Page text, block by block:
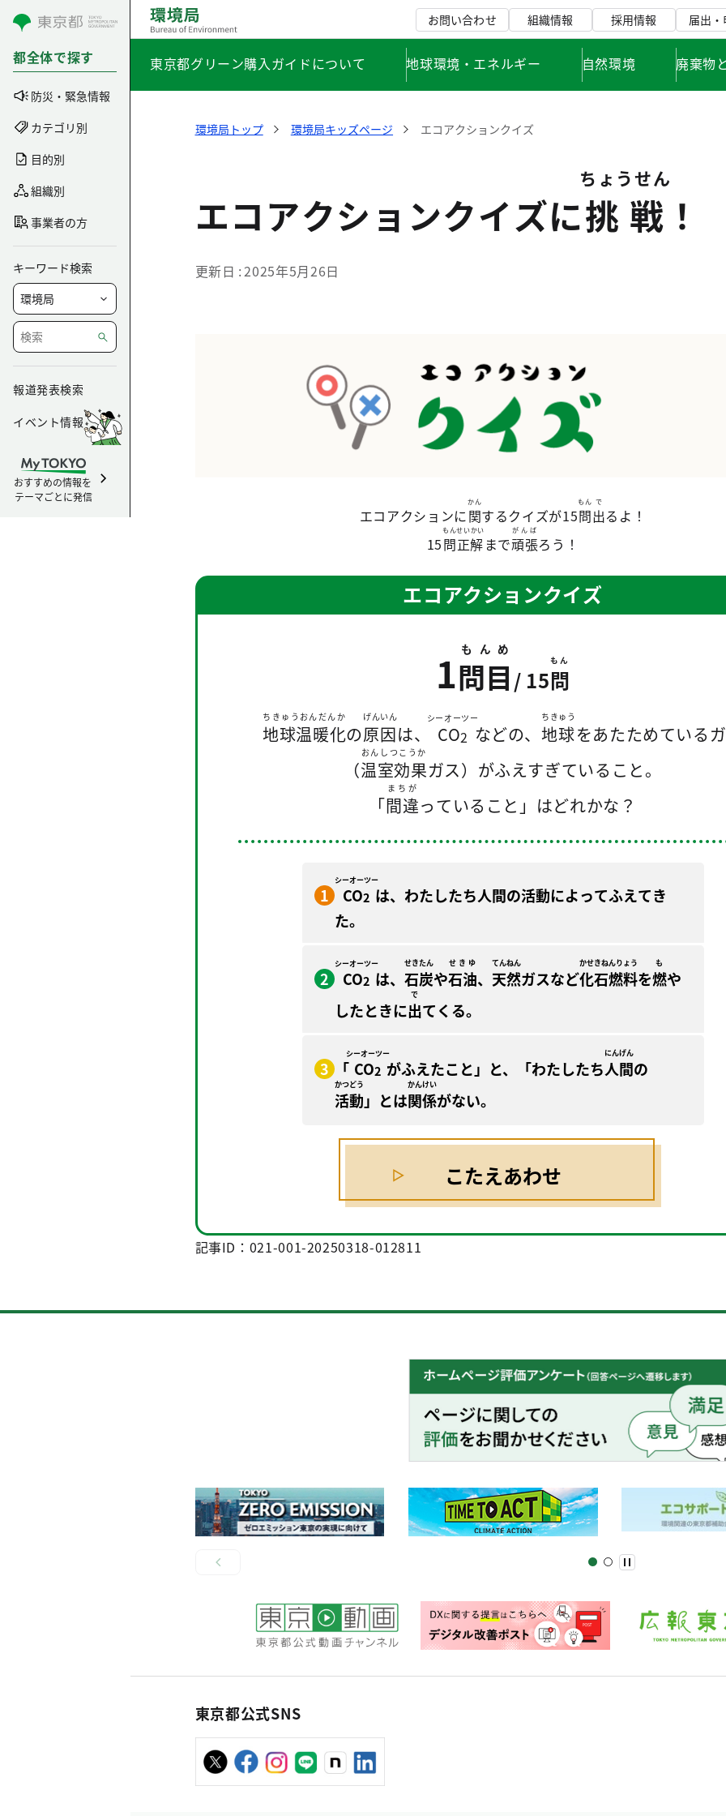
コンテンツにスキップ
都全体で探す
防災・緊急情報
カテゴリ別
目的別
組織別
事業者の方
キーワード検索
報道発表検索
イベント情報
おすすめの情報を
テーマごとに発信
お問い合わせ 組織情報 採用情報 届出
東京都グリーン購入ガイドについて 地球環境・エネルギー 自然環境 廃棄物
環境局トップ 環境局キッズページ エコアクションクイズ
エコアクションクイズに挑戦
ちょうせん
！
更新日 2025年5月26日
エコアクションに関
かん
するクイズが15問
もん
出
で
るよ！
15問
もん
正解
せいかい
まで頑張
がんば
ろう！
エコアクションクイズ
1問目
もんめ
/ 15問
もん
地球温暖化
ちきゅうおんだんか
の原因
げんいん
は、 CO2
シーオーツー
などの、地球
ちきゅう
をあたためている
（温室効果
おんしつこうか
ガス）がふえすぎていること。
「間違
まちが
っていること」はどれかな？
1 CO2
シーオーツー
は、わたしたち人間の活動によってふえてき
た。
2 CO2
シーオーツー
は、 石炭
せきたん
や石油
せきゆ
、 天然
てんねん
ガスなど化石燃料
かせきねんりょう
を燃
も
や
したときに出
で
てくる。
3 「 CO2
シーオーツー
がふえたこと」と、「わたしたち人間
にんげん
の
活動
かつどう
」とは関係
かんけい
がない。
こたえあわせ
記事ID：021-001-20250318-012811
東京都公式SNS